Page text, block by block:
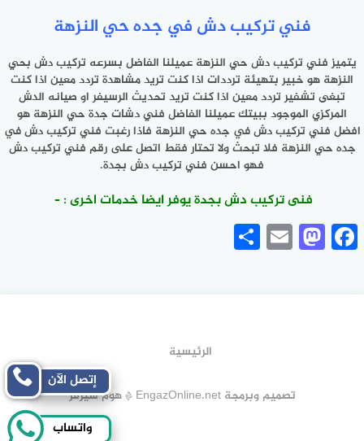
فني تركيب دش في جده حي النزهة
يتميز فني تركيب دش حي النزهة عميلنا الفاضل بسرعه تركيب دش بحي
النزهة هو خبير بتهيئة ترددات اذا كنت تريد مشاهدة تردد معين اذا كنت
تبغى تشفير تردد معين اذا كنت تريد تحديث الرسيفر او صيانه الدش
المركزي الموجود ببيتك عميلنا الفاضل فني دشات جدة حي النزهة هو
افضل فني تركيب دش في جده حي النزهة فاذا رغبت فني تركيب دش في
جده حي النزهة فلا تبحث ولا تحتار فقط اتصل على رقم فني تركيب دش
فهو احسن فني تركيب دش بجدة.
فنى تركيب دش بجدة يوفر ايضا خدمات اخرى : –
Facebook
Mastodon
Email
الرئيسية
تصميم وبرمجة EngazOnline.net * هوم سيرفر
إتصل الآن
واتساب